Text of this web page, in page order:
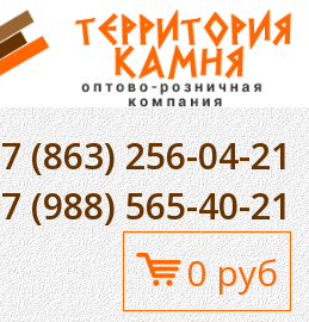
(863) 256-04-21
(988) 565-40-21
0 руб